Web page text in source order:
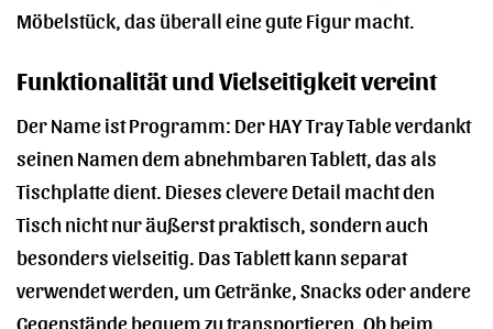
Möbelstück, das überall eine gute Figur macht.
Funktionalität und Vielseitigkeit vereint
Der Name ist Programm: Der HAY Tray Table verdankt
seinen Namen dem abnehmbaren Tablett, das als
Tischplatte dient. Dieses clevere Detail macht den
Tisch nicht nur äußerst praktisch, sondern auch
besonders vielseitig. Das Tablett kann separat
verwendet werden, um Getränke, Snacks oder andere
Gegenstände bequem zu transportieren. Ob beim